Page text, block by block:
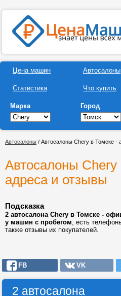
Цена машин
Статистика
Автосалоны
Что купить
Марка Город
Автосалоны / Автосалоны Chery в Томске -
Автосалоны Chery
адреса и отзывы
Подсказка
2 автосалона Chery в Томске -
у машин с пробегом, есть
также отзывы их покупателей.
FB VK
2 автосалона